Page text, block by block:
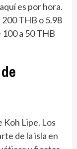
es por hora.
THB o 5.98
100 a 50 THB
Koh Lipe. Los
de la isla en